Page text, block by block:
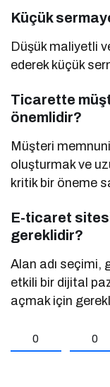
Küçük
Düşük maliyetli
ederek küçük
Ticarette
önemlidir?
Müşteri
oluşturmak ve
kritik bir öneme
E-ticaret
gereklidir?
Alan adı seçimi,
etkili bir dijital
açmak için
0 0